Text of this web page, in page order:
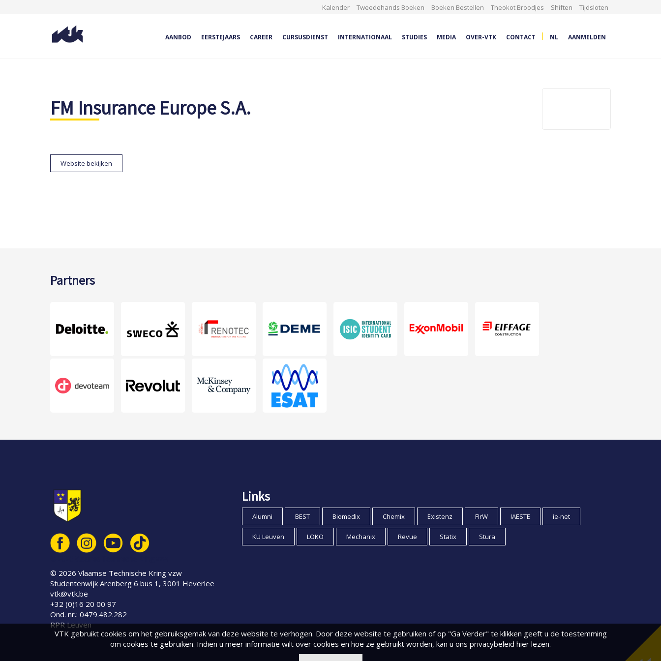
Kalender Tweedehands Boeken Boeken Bestellen Theokot Broodjes Shiften Tijdsloten
AANBOD EERSTEJAARS CAREER CURSUSDIENST INTERNATIONAAL STUDIES MEDIA OVER-VTK CONTACT | NL AANMELDEN
FM Insurance Europe S.A.
Website bekijken
Partners
Links
Alumni BEST Biomedix Chemix Existenz FIrW IAESTE ie-net
KU Leuven LOKO Mechanix Revue Statix Stura
© 2026 Vlaamse Technische Kring vzw
Studentenwijk Arenberg 6 bus 1, 3001 Heverlee
vtk@vtk.be
+32 (0)16 20 00 97
Ond. nr.: 0479.482.282
RPR Leuven
VTK gebruikt cookies om het gebruiksgemak van deze website te verhogen. Door deze website te gebruiken of op "Ga Verder" te klikken geeft u de toestemming
om cookies te gebruiken. Indien u meer informatie wilt over cookies en hoe ze gebruikt worden, kan u ons privacybeleid hier lezen.